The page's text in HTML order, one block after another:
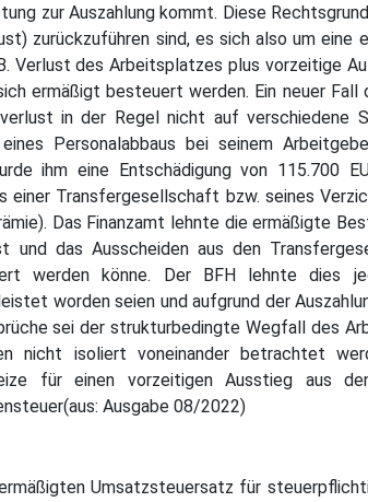
zur Auszahlung kommt. Diese
zurückzuführen sind, es sich also um eine
Verlust des Arbeitsplatzes plus vorzeitige
ermäßigt besteuert werden. Ein neuer Fall
in der Regel nicht auf verschiedene
Personalabbaus bei seinem
ihm eine Entschädigung von 115.700
einer Transfergesellschaft bzw. seines
Das Finanzamt lehnte die ermäßigte
das Ausscheiden aus den
werden könne. Der BFH lehnte dies
worden seien und aufgrund der
sei der strukturbedingte Wegfall des
nicht isoliert voneinander betrachtet
für einen vorzeitigen Ausstieg aus
Ausgabe 08/2022)
Umsatzsteuersatz für